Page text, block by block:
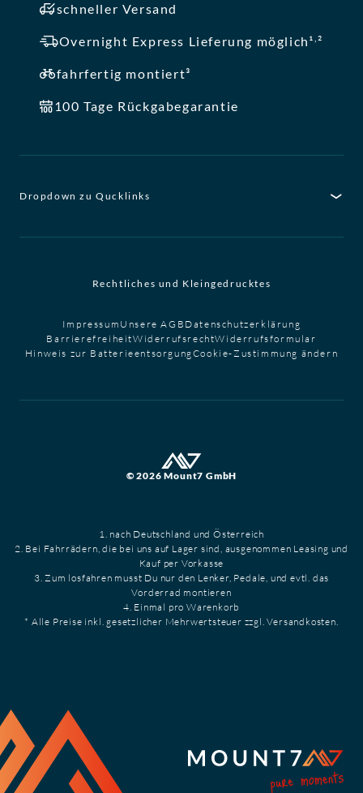
schneller Versand
Overnight Express Lieferung möglich¹,²
fahrfertig montiert³
100 Tage Rückgabegarantie
Dropdown zu Qucklinks
Rechtliches und Kleingedrucktes
Impressum Unsere AGB Datenschutzerklärung
BarrierefreiheitWiderrufsrechtWiderrufsformular
Hinweis zur BatterieentsorgungCookie-Zustimmung ändern
© 2026 Mount7 GmbH
1. nach Deutschland und Österreich
2. Bei Fahrrädern, die bei uns auf Lager sind, ausgenommen Leasing und
Kauf per Vorkasse
3. Zum losfahren musst Du nur den Lenker, Pedale, und evtl. das
Vorderrad montieren
4. Einmal pro Warenkorb
* Alle Preise inkl. gesetzlicher Mehrwertsteuer zzgl. Versandkosten.